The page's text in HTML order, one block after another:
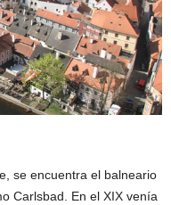
se encuentra el balneario
Carlsbad. En el XIX venía